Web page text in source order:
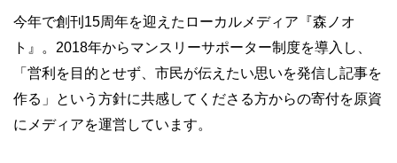
今年で創刊15周年を迎えたローカルメディア『森ノオ
ト』。2018年からマンスリーサポーター制度を導入し、
「営利を目的とせず、市民が伝えたい思いを発信し記事を
作る」という方針に共感してくださる方からの寄付を原資
にメディアを運営しています。